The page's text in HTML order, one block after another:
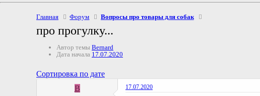
Главная Форум Вопросы про товары для собак
про прогулку...
Автор темы Bernard
Дата начала 17.07.2020
Сортировка по дате
B
17.07.2020